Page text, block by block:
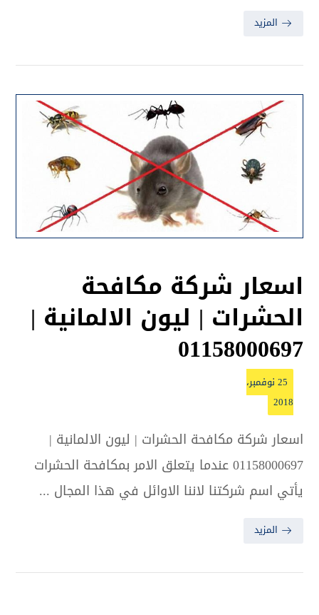
المزيد
اسعار شركة مكافحة
الحشرات | ليون الالمانية |
01158000697
25 نوفمبر،
2018
اسعار شركة مكافحة الحشرات | ليون الالمانية |
01158000697 عندما يتعلق الامر بمكافحة الحشرات
يأتي اسم شركتنا لاننا الاوائل في هذا المجال ...
المزيد